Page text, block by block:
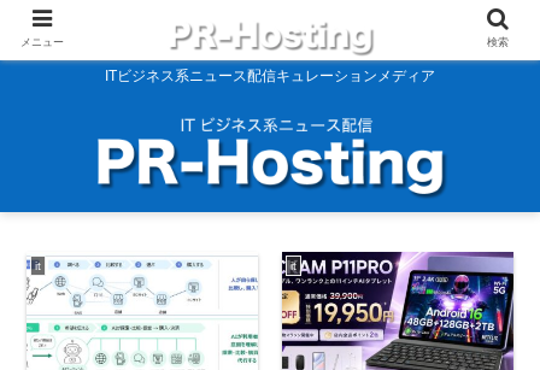
ITビジネス系ニュース配信キュレーションメディア
it it
メニュー 検索